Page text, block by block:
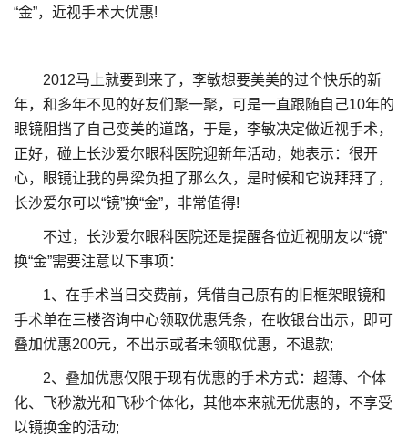
“金”，近视手术大优惠!
2012马上就要到来了，李敏想要美美的过个快乐的新
年，和多年不见的好友们聚一聚，可是一直跟随自己10年的
眼镜阻挡了自己变美的道路，于是，李敏决定做近视手术，
正好，碰上长沙爱尔眼科医院迎新年活动，她表示：很开
心，眼镜让我的鼻梁负担了那么久，是时候和它说拜拜了，
长沙爱尔可以“镜”换“金”，非常值得!
不过，长沙爱尔眼科医院还是提醒各位近视朋友以“镜”
换“金”需要注意以下事项：
1、在手术当日交费前，凭借自己原有的旧框架眼镜和
手术单在三楼咨询中心领取优惠凭条，在收银台出示，即可
叠加优惠200元，不出示或者未领取优惠，不退款;
2、叠加优惠仅限于现有优惠的手术方式：超薄、个体
化、飞秒激光和飞秒个体化，其他本来就无优惠的，不享受
以镜换金的活动;